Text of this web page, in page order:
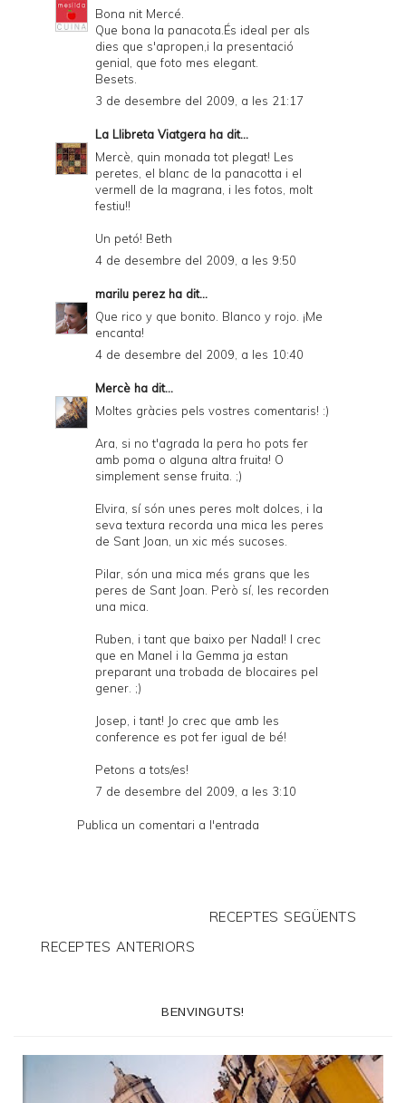
Bona nit Mercé.
Que bona la panacota.És ideal per als
dies que s'apropen,i la presentació
genial, que foto mes elegant.
Besets.
3 de desembre del 2009, a les 21:17
La Llibreta Viatgera ha dit...
Mercè, quin monada tot plegat! Les
peretes, el blanc de la panacotta i el
vermell de la magrana, i les fotos, molt
festiu!!
Un petó! Beth
4 de desembre del 2009, a les 9:50
marilu perezha dit...
Que rico y que bonito. Blanco y rojo. ¡Me
encanta!
4 de desembre del 2009, a les 10:40
Mercè ha dit...
Moltes gràcies pels vostres comentaris! :)
Ara, si no t'agrada la pera ho pots fer
amb poma o alguna altra fruita! O
simplement sense fruita. ;)
Elvira, sí són unes peres molt dolces, i la
seva textura recorda una mica les peres
de Sant Joan, un xic més sucoses.
Pilar, són una mica més grans que les
peres de Sant Joan. Però sí, les recorden
una mica.
Ruben, i tant que baixo per Nadal! I crec
que en Manel i la Gemma ja estan
preparant una trobada de blocaires pel
gener. ;)
Josep, i tant! Jo crec que amb les
conference es pot fer igual de bé!
Petons a tots/es!
7 de desembre del 2009, a les 3:10
Publica un comentari a l'entrada
RECEPTES SEGÜENTS
RECEPTES ANTERIORS
BENVINGUTS!